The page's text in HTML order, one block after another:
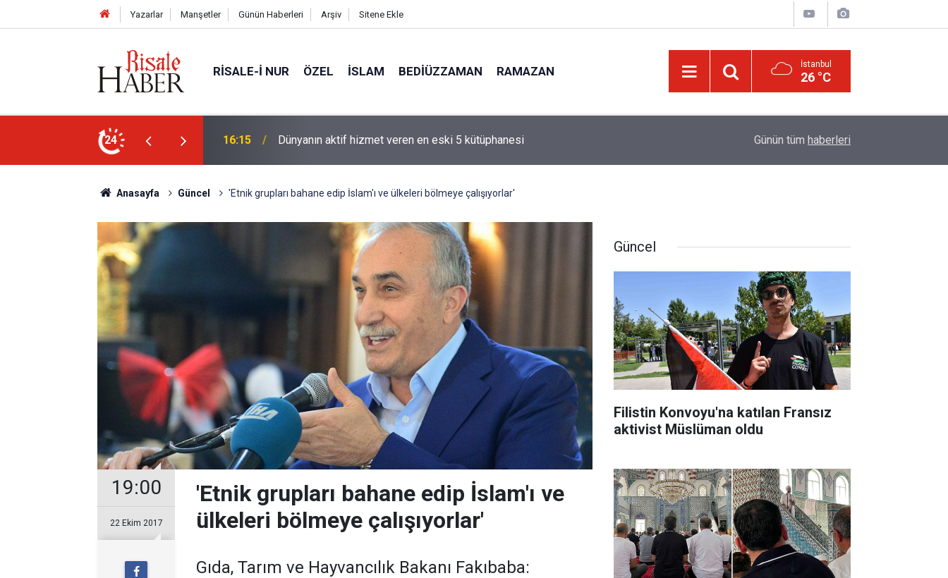
Yazarlar Manşetler Günün Haberleri Arşiv Sitene Ekle
RISALE-I NUR ÖZEL İSLAM BEDIÜZZAMAN RAMAZAN İstanbul
26 °C
24
göndermeyiz 16:15 Dünyanın aktif hizmet veren en eski 5 kütüphanesi 'Hz. Muhammed denizci miydi' sorusu üzerine
Günün tüm haberleri
Anasayfa Güncel 'Etnik grupları bahane edip İslam'ı ve ülkeleri bölmeye çalışıyorlar'
19:00
22 Ekim 2017
'Etnik grupları bahane edip İslam'ı ve
ülkeleri bölmeye çalışıyorlar'
Gıda, Tarım ve Hayvancılık Bakanı Fakıbaba:
Güncel
Filistin Konvoyu'na katılan Fransız
aktivist Müslüman oldu